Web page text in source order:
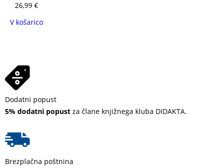
26,99 €
V košarico
Dodatni popust
5% dodatni popust za člane knjižnega kluba DIDAKTA.
Brezplačna poštnina